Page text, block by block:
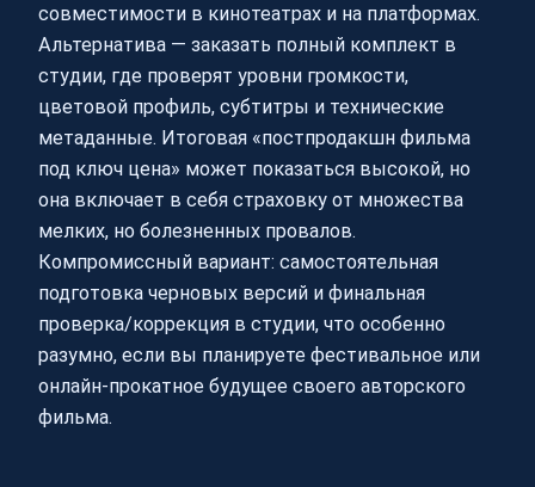
совместимости в кинотеатрах и на платформах.
Альтернатива — заказать полный комплект в
студии, где проверят уровни громкости,
цветовой профиль, субтитры и технические
метаданные. Итоговая «постпродакшн фильма
под ключ цена» может показаться высокой, но
она включает в себя страховку от множества
мелких, но болезненных провалов.
Компромиссный вариант: самостоятельная
подготовка черновых версий и финальная
проверка/коррекция в студии, что особенно
разумно, если вы планируете фестивальное или
онлайн-прокатное будущее своего авторского
фильма.